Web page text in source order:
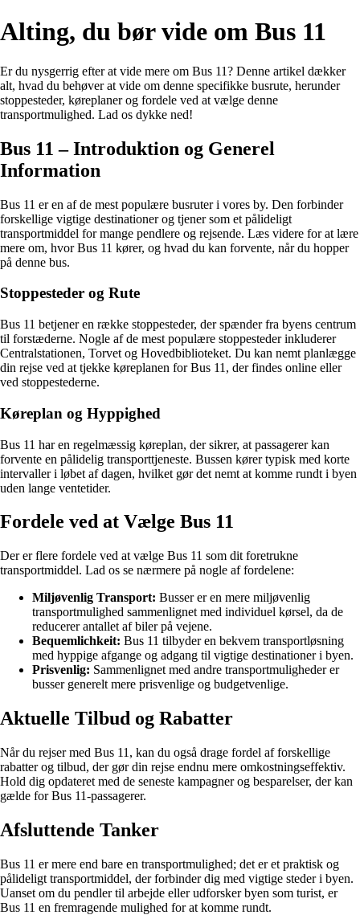
Alting, du bør vide om Bus 11
Er du nysgerrig efter at vide mere om Bus 11? Denne artikel dækker
alt, hvad du behøver at vide om denne specifikke busrute, herunder
stoppesteder, køreplaner og fordele ved at vælge denne
transportmulighed. Lad os dykke ned!
Bus 11 – Introduktion og Generel
Information
Bus 11 er en af de mest populære busruter i vores by. Den forbinder
forskellige vigtige destinationer og tjener som et pålideligt
transportmiddel for mange pendlere og rejsende. Læs videre for at lære
mere om, hvor Bus 11 kører, og hvad du kan forvente, når du hopper
på denne bus.
Stoppesteder og Rute
Bus 11 betjener en række stoppesteder, der spænder fra byens centrum
til forstæderne. Nogle af de mest populære stoppesteder inkluderer
Centralstationen, Torvet og Hovedbiblioteket. Du kan nemt planlægge
din rejse ved at tjekke køreplanen for Bus 11, der findes online eller
ved stoppestederne.
Køreplan og Hyppighed
Bus 11 har en regelmæssig køreplan, der sikrer, at passagerer kan
forvente en pålidelig transporttjeneste. Bussen kører typisk med korte
intervaller i løbet af dagen, hvilket gør det nemt at komme rundt i byen
uden lange ventetider.
Fordele ved at Vælge Bus 11
Der er flere fordele ved at vælge Bus 11 som dit foretrukne
transportmiddel. Lad os se nærmere på nogle af fordelene:
Miljøvenlig Transport: Busser er en mere miljøvenlig
transportmulighed sammenlignet med individuel kørsel, da de
reducerer antallet af biler på vejene.
Bequemlichkeit: Bus 11 tilbyder en bekvem transportløsning
med hyppige afgange og adgang til vigtige destinationer i byen.
Prisvenlig: Sammenlignet med andre transportmuligheder er
busser generelt mere prisvenlige og budgetvenlige.
Aktuelle Tilbud og Rabatter
Når du rejser med Bus 11, kan du også drage fordel af forskellige
rabatter og tilbud, der gør din rejse endnu mere omkostningseffektiv.
Hold dig opdateret med de seneste kampagner og besparelser, der kan
gælde for Bus 11-passagerer.
Afsluttende Tanker
Bus 11 er mere end bare en transportmulighed; det er et praktisk og
pålideligt transportmiddel, der forbinder dig med vigtige steder i byen.
Uanset om du pendler til arbejde eller udforsker byen som turist, er
Bus 11 en fremragende mulighed for at komme rundt.